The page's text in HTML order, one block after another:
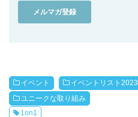
イベント イベントリスト2023
ユニークな取り組み
1on1